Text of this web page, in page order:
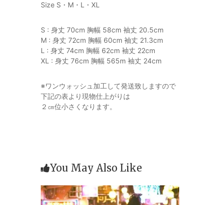
Size S・M・L・XL
S : 身丈 70cm 胸幅 58cm 袖丈 20.5cm
M : 身丈 72cm 胸幅 60cm 袖丈 21.3cm
L : 身丈 74cm 胸幅 62cm 袖丈 22cm
XL : 身丈 76cm 胸幅 565m 袖丈 24cm
※ワンウォッシュ加工して発送致しますので
下記の表より現物仕上がりは
２㎝位小さくなります。
You May Also Like